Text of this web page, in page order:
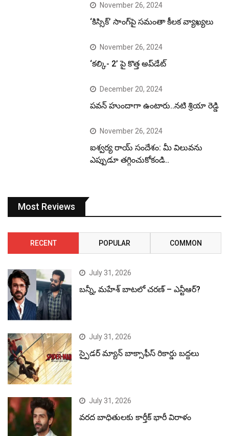
November 26, 2024
‘కిస్సిక్’ సాంగ్‌పై సమంతా కీలక వ్యాఖ్యలు
November 26, 2024
‘కల్కి- 2’ పై కొత్త అప్‌డేట్
December 20, 2024
పవన్ హుందాగా ఉంటారు..నటి శ్రియా రెడ్డి
November 26, 2024
ఐశ్వర్య రాయ్ సందేశం: మీ విలువను
ఎప్పుడూ తగ్గించుకోకండి..
Most Reviews
RECENT POPULAR COMMON
July 31, 2026
బన్నీ, మహేశ్ బాటలో చరణ్ – ఎన్టీఆర్?
July 31, 2026
స్పైడర్ మ్యాన్ బాక్సాఫీస్ రికార్డు బద్దలు
July 31, 2026
వరద బాధితులకు కార్తీక్ భారీ విరాళం